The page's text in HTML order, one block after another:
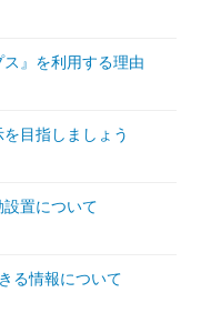
』を利用する理由
目指しましょう
設置について
る情報について